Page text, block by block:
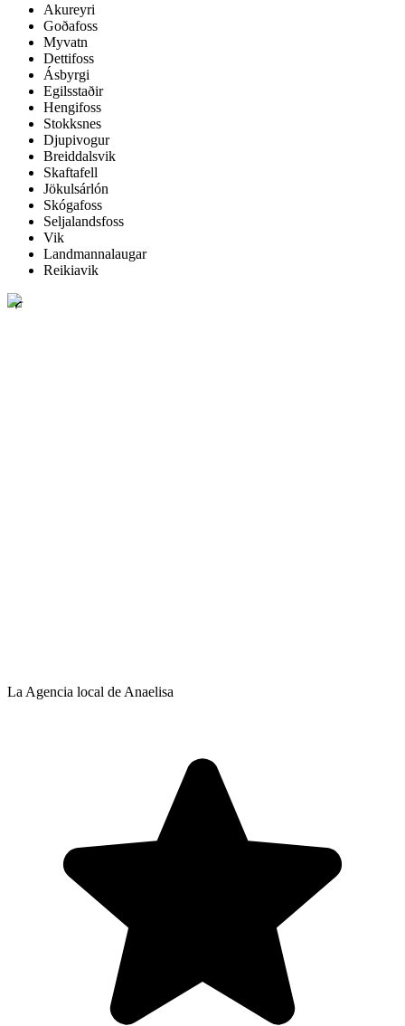
Akureyri
Goðafoss
Myvatn
Dettifoss
Ásbyrgi
Egilsstaðir
Hengifoss
Stokksnes
Djupivogur
Breiddalsvik
Skaftafell
Jökulsárlón
Skógafoss
Seljalandsfoss
Vik
Landmannalaugar
Reikiavik
La Agencia local de Anaelisa